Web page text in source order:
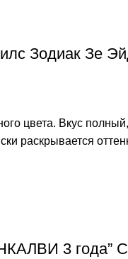
Зодиак Зе
цвета. Вкус
раскрывается
3 года”